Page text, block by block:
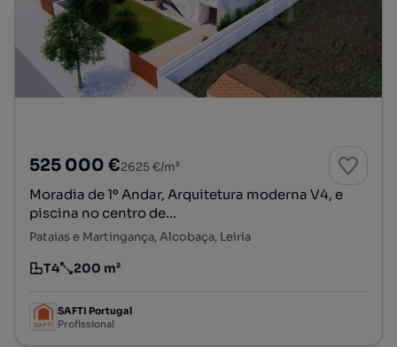
525 000 €2625 €/m²
Moradia de 1º Andar, Arquitetura moderna V4, e
piscina no centro de...
Pataias e Martingança, Alcobaça, Leiria
Tipologia
T4
Preço por metro quadrado
200 m²
SAFTI Portugal
Profissional